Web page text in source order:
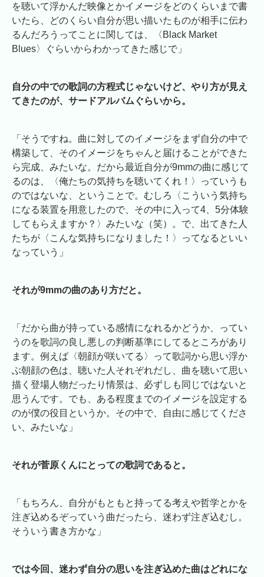
を聴いて浮かんだ映像とかイメージをどのくらいまで書
いたら、どのくらい自分が思い描いたものが相手に伝わ
るんだろうってことに関しては、〈Black Market
Blues〉ぐらいからわかってきた感じで」
自分の中での歌詞の方程式じゃないけど、やり方が見え
てきたのが、サードアルバムぐらいから。
「そうですね。曲に対してのイメージをまず自分の中で
構築して、そのイメージをちゃんと届けることができた
ら完成、みたいな。だから最近自分が9mmの曲に感じて
るのは、〈俺たちの気持ちを聴いてくれ！〉っていうも
のではないな、ということで。むしろ〈こういう気持ち
になる装置を用意したので、その中に入って4、5分体験
してもらえますか？〉みたいな（笑）。で、出てきた人
たちが〈こんな気持ちになりました！〉ってなるといい
なっていう」
それが9mmの曲のあり方だと。
「だから曲が持っている感情になれるかどうか、ってい
うのを歌詞の良し悪しの判断基準にしてるところがあり
ます。例えば〈朝顔が咲いてる〉って歌詞から思い浮か
ぶ朝顔の色は、聴いた人それぞれだし、曲を聴いて思い
描く登場人物だったり情景は、必ずしも同じではないと
思うんです。でも、ある程度までのイメージを設定する
のが僕の役目というか。その中で、自由に感じてくださ
い、みたいな」
それが菅原くんにとっての歌詞であると。
「もちろん、自分がもともと持ってる考えや哲学とかを
注ぎ込めるぞっていう曲だったら、迷わず注ぎ込むし。
そういう書き方かな」
では今回、迷わず自分の思いを注ぎ込めた曲はどれにな